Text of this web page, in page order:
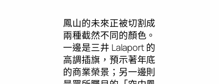
鳳山的未來正被切割成
兩種截然不同的顏色。
一邊是三井 Lalaport 的
高調插旗，預示著年底
的商業榮景；另一邊則